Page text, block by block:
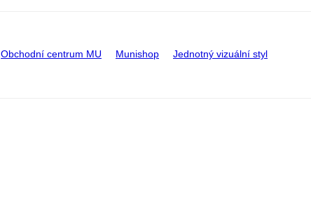
Obchodní centrum MU Munishop Jednotný vizuální styl